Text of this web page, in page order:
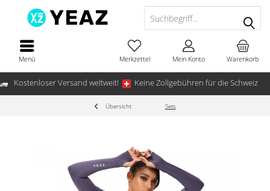
Kostenloser Versand weltweit! Keine Zollgebühren für die Schweiz
Menü Warenkorb
Merkzettel Mein Konto
Übersicht Sets